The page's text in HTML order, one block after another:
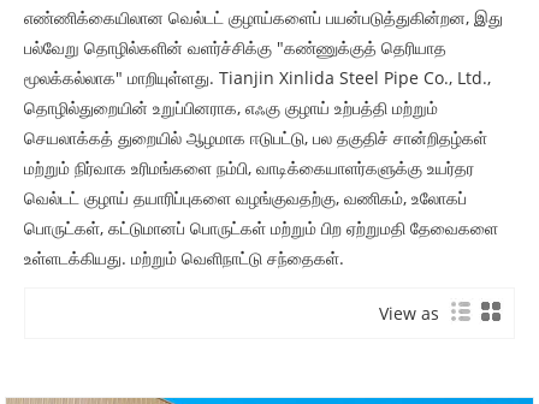
எண்ணிக்கையிலான வெல்டட் குழாய்களைப் பயன்படுத்துகின்றன, இது
பல்வேறு தொழில்களின் வளர்ச்சிக்கு "கண்ணுக்குத் தெரியாத
மூலக்கல்லாக" மாறியுள்ளது. Tianjin Xinlida Steel Pipe Co., Ltd.,
தொழில்துறையின் உறுப்பினராக, எஃகு குழாய் உற்பத்தி மற்றும்
செயலாக்கத் துறையில் ஆழமாக ஈடுபட்டு, பல தகுதிச் சான்றிதழ்கள்
மற்றும் நிர்வாக உரிமங்களை நம்பி, வாடிக்கையாளர்களுக்கு உயர்தர
வெல்டட் குழாய் தயாரிப்புகளை வழங்குவதற்கு, வணிகம், உலோகப்
பொருட்கள், கட்டுமானப் பொருட்கள் மற்றும் பிற ஏற்றுமதி தேவைகளை
உள்ளடக்கியது. மற்றும் வெளிநாட்டு சந்தைகள்.
View as